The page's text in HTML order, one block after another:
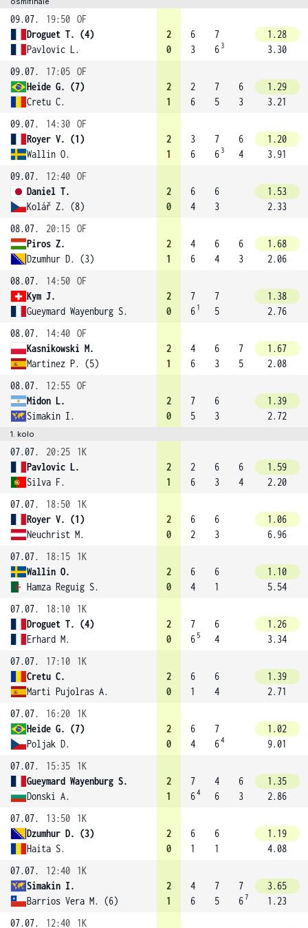
09.07. 19:50 OF
Droguet T. (4)
Pavlovic L.
2
0
6
3
7
6 3
1.28
3.30
09.07.
17:05 OF
Heide G. (7)
Cretu C.
2
1
2
6
7
5
6
3
1.29
3.21
09.07.
14:30 OF
Royer V. (1)
Wallin O.
2
1
3
6
7
6 3
6
4
1.20
3.91
09.07.
12:40 OF
Daniel T.
Kolář Z. (8)
2
0
6
4
6
3
1.53
2.33
08.07.
20:15 OF
Piros Z.
Dzumhur D. (3)
2
1
4
6
6
4
6
3
1.68
2.06
08.07.
14:50 OF
Kym J.
Gueymard Wayenburg S.
2
0
7
6 1
7
5
1.38
2.76
08.07.
14:40 OF
Kasnikowski M.
Martinez P. (5)
2
1
4
6
6
3
7
5
1.67
2.08
08.07.
12:55 OF
Midon L.
Simakin I.
2
0
7
5
6
3
1.39
2.72
1. kolo
07.07. 20:25
1K
Pavlovic L.
Silva F.
2
1
2
6
6
3
6
4
1.59
2.20
07.07.
18:50
1K
Royer V. (1)
Neuchrist M.
2
0
6
2
6
3
1.06
6.96
07.07.
18:15
1K
Wallin O.
Hamza Reguig S.
2
0
6
4
6
1
1.10
5.54
07.07.
18:10
1K
Droguet T. (4)
Erhard M.
2
0
7
6 5
6
4
1.26
3.34
07.07.
17:10
1K
Cretu C.
Marti Pujolras A.
2
0
6
1
6
4
1.39
2.71
07.07.
16:20
1K
Heide G. (7)
Poljak D.
2
0
6
4
7
64
1.02
9.01
07.07.
15:35
1K
Gueymard Wayenburg S.
Donski A.
2
1
7
64
4
6
6
3
1.35
2.86
07.07.
13:50
1K
Dzumhur D. (3)
Haita S.
2
0
6
1
6
1
1.19
4.08
07.07.
12:40
1K
Simakin I.
Barrios Vera M. (6)
2
1
4
6
7
5
7
67
3.65
1.23
07.07.
12:40
1K